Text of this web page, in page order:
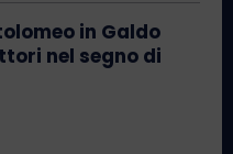
in Galdo
nel segno di